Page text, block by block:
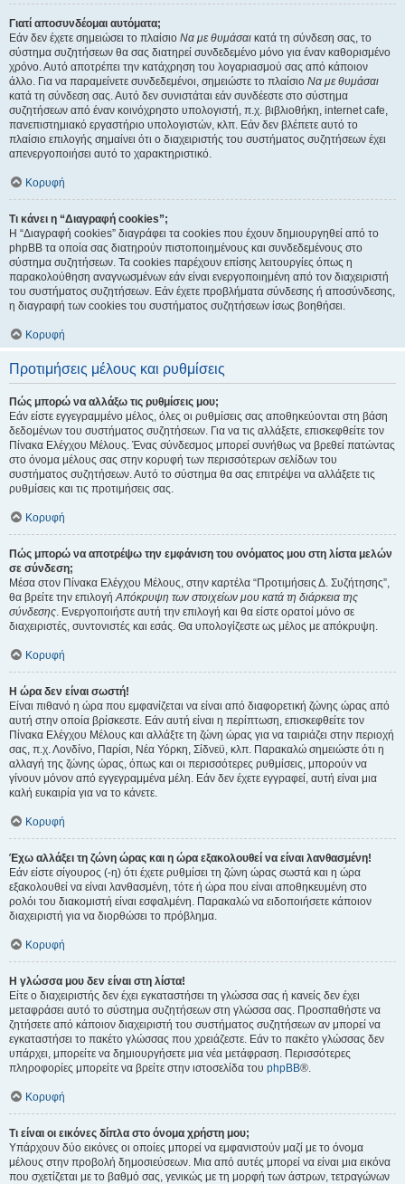
Γιατί αποσυνδέομαι αυτόματα;
Εάν δεν έχετε σημειώσει το πλαίσιο Να με θυμάσαι κατά τη σύνδεση σας, το
σύστημα συζητήσεων θα σας διατηρεί συνδεδεμένο μόνο για έναν καθορισμένο
χρόνο. Αυτό αποτρέπει την κατάχρηση του λογαριασμού σας από κάποιον
άλλο. Για να παραμείνετε συνδεδεμένοι, σημειώστε το πλαίσιο Να με θυμάσαι
κατά τη σύνδεση σας. Αυτό δεν συνιστάται εάν συνδέεστε στο σύστημα
συζητήσεων από έναν κοινόχρηστο υπολογιστή, π.χ. βιβλιοθήκη, internet cafe,
πανεπιστημιακό εργαστήριο υπολογιστών, κλπ. Εάν δεν βλέπετε αυτό το
πλαίσιο επιλογής σημαίνει ότι ο διαχειριστής του συστήματος συζητήσεων έχει
απενεργοποιήσει αυτό το χαρακτηριστικό.
Κορυφή
Τι κάνει η “Διαγραφή cookies”;
Η “Διαγραφή cookies” διαγράφει τα cookies που έχουν δημιουργηθεί από το
phpBB τα οποία σας διατηρούν πιστοποιημένους και συνδεδεμένους στο
σύστημα συζητήσεων. Τα cookies παρέχουν επίσης λειτουργίες όπως η
παρακολούθηση αναγνωσμένων εάν είναι ενεργοποιημένη από τον διαχειριστή
του συστήματος συζητήσεων. Εάν έχετε προβλήματα σύνδεσης ή αποσύνδεσης,
η διαγραφή των cookies του συστήματος συζητήσεων ίσως βοηθήσει.
Κορυφή
Προτιμήσεις μέλους και ρυθμίσεις
Πώς μπορώ να αλλάξω τις ρυθμίσεις μου;
Εάν είστε εγγεγραμμένο μέλος, όλες οι ρυθμίσεις σας αποθηκεύονται στη βάση
δεδομένων του συστήματος συζητήσεων. Για να τις αλλάξετε, επισκεφθείτε τον
Πίνακα Ελέγχου Μέλους. Ένας σύνδεσμος μπορεί συνήθως να βρεθεί πατώντας
στο όνομα μέλους σας στην κορυφή των περισσότερων σελίδων του
συστήματος συζητήσεων. Αυτό το σύστημα θα σας επιτρέψει να αλλάξετε τις
ρυθμίσεις και τις προτιμήσεις σας.
Κορυφή
Πώς μπορώ να αποτρέψω την εμφάνιση του ονόματος μου στη λίστα μελών
σε σύνδεση;
Μέσα στον Πίνακα Ελέγχου Μέλους, στην καρτέλα “Προτιμήσεις Δ. Συζήτησης”,
θα βρείτε την επιλογήΑπόκρυψη των στοιχείων μου κατά τη διάρκεια της
σύνδεσης. Ενεργοποιήστε αυτή την επιλογή και θα είστε ορατοί μόνο σε
διαχειριστές, συντονιστές και εσάς. Θα υπολογίζεστε ως μέλος με απόκρυψη.
Κορυφή
Η ώρα δεν είναι σωστή!
Είναι πιθανό η ώρα που εμφανίζεται να είναι από διαφορετική ζώνης ώρας από
αυτή στην οποία βρίσκεστε. Εάν αυτή είναι η περίπτωση, επισκεφθείτε τον
Πίνακα Ελέγχου Μέλους και αλλάξτε τη ζώνη ώρας για να ταιριάζει στην περιοχή
σας, π.χ. Λονδίνο, Παρίσι, Νέα Υόρκη, Σίδνεϋ, κλπ. Παρακαλώ σημειώστε ότι η
αλλαγή της ζώνης ώρας, όπως και οι περισσότερες ρυθμίσεις, μπορούν να
γίνουν μόνον από εγγεγραμμένα μέλη. Εάν δεν έχετε εγγραφεί, αυτή είναι μια
καλή ευκαιρία για να το κάνετε.
Κορυφή
Έχω αλλάξει τη ζώνη ώρας και η ώρα εξακολουθεί να είναι λανθασμένη!
Εάν είστε σίγουρος (-η) ότι έχετε ρυθμίσει τη ζώνη ώρας σωστά και η ώρα
εξακολουθεί να είναι λανθασμένη, τότε ή ώρα που είναι αποθηκευμένη στο
ρολόι του διακομιστή είναι εσφαλμένη. Παρακαλώ να ειδοποιήσετε κάποιον
διαχειριστή για να διορθώσει το πρόβλημα.
Κορυφή
Η γλώσσα μου δεν είναι στη λίστα!
Είτε ο διαχειριστής δεν έχει εγκαταστήσει τη γλώσσα σας ή κανείς δεν έχει
μεταφράσει αυτό το σύστημα συζητήσεων στη γλώσσα σας. Προσπαθήστε να
ζητήσετε από κάποιον διαχειριστή του συστήματος συζητήσεων αν μπορεί να
εγκαταστήσει το πακέτο γλώσσας που χρειάζεστε. Εάν το πακέτο γλώσσας δεν
υπάρχει, μπορείτε να δημιουργήσετε μια νέα μετάφραση. Περισσότερες
πληροφορίες μπορείτε να βρείτε στην ιστοσελίδα του phpBB®.
Κορυφή
Τι είναι οι εικόνες δίπλα στο όνομα χρήστη μου;
Υπάρχουν δύο εικόνες οι οποίες μπορεί να εμφανιστούν μαζί με το όνομα
μέλους στην προβολή δημοσιεύσεων. Μια από αυτές μπορεί να είναι μια εικόνα
που σχετίζεται με το βαθμό σας, γενικώς με τη μορφή των άστρων, τετραγώνων